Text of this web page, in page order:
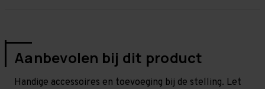
Aanbevolen bij dit product
Handige accessoires en toevoeging bij de stelling. Let